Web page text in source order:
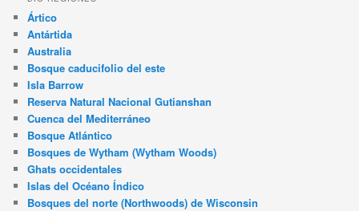
Ártico
Antártida
Australia
Bosque caducifolio del este
Isla Barrow
Reserva Natural Nacional Gutianshan
Cuenca del Mediterráneo
Bosque Atlántico
Bosques de Wytham (Wytham Woods)
Ghats occidentales
Islas del Océano Índico
Bosques del norte (Northwoods) de Wisconsin